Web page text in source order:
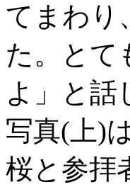
てまわり
た。とて
よ」と話
写真(上)
桜と参拝